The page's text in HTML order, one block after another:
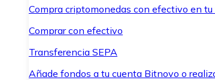
Compra criptomonedas con efectivo en
Comprar con efectivo
Transferencia SEPA
Añade fondos a tu cuenta Bitnovo o